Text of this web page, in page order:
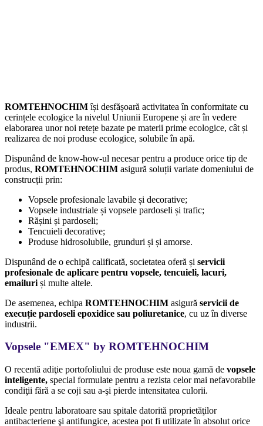
ROMTEHNOCHIMîși desfășoară activitatea în conformitate cu
cerințele ecologice la nivelul Uniunii Europene și are în vedere
elaborarea unor noi retețe bazate pe materii prime ecologice, cât și
realizarea de noi produse ecologice, solubile în apă.
Dispunând de know-how-ul necesar pentru a produce orice tip de
produs, ROMTEHNOCHIM asigură soluții variate domeniului de
construcții prin:
Vopsele profesionale lavabile și decorative;
Vopsele industriale și vopsele pardoseli și trafic;
Rășini și pardoseli;
Tencuieli decorative;
Produse hidrosolubile, grunduri și și amorse.
Dispunând de o echipă calificată, societatea oferă și servicii
profesionale de aplicare pentru vopsele, tencuieli, lacuri,
emailuri și multe altele.
De asemenea, echipa ROMTEHNOCHIM asigură servicii de
execuție pardoseli epoxidice sau poliuretanice, cu uz în diverse
industrii.
Vopsele "EMEX" by ROMTEHNOCHIM
O recentă adiţie portofoliului de produse este noua gamă de vopsele
inteligente, special formulate pentru a rezista celor mai nefavorabile
condiţii fără a se coji sau a-şi pierde intensitatea culorii.
Ideale pentru laboratoare sau spitale datorită proprietăţilor
antibacteriene şi antifungice, acestea pot fi utilizate în absolut orice